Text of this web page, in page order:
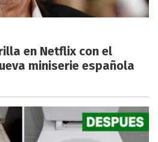
en Netflix con el
miniserie española